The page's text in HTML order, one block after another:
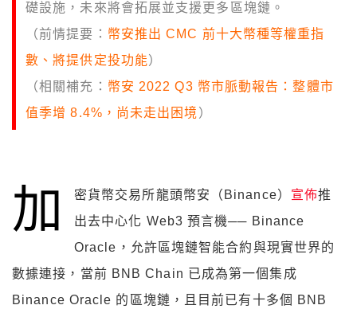
礎設施，未來將會拓展並支援更多區塊鏈。
（前情提要： 幣安推出 CMC 前十大幣種等權重指
數、將提供定投功能）
（相關補充： 幣安 2022 Q3 幣市脈動報告：整體市
值季增 8.4%，尚未走出困境 ）
加 密貨幣交易所龍頭幣安（Binance） 宣佈推
出去中心化 Web3 預言機── Binance
Oracle，允許區塊鏈智能合約與現實世界的
數據連接，當前 BNB Chain 已成為第一個集成
Binance Oracle 的區塊鏈，且目前已有十多個 BNB